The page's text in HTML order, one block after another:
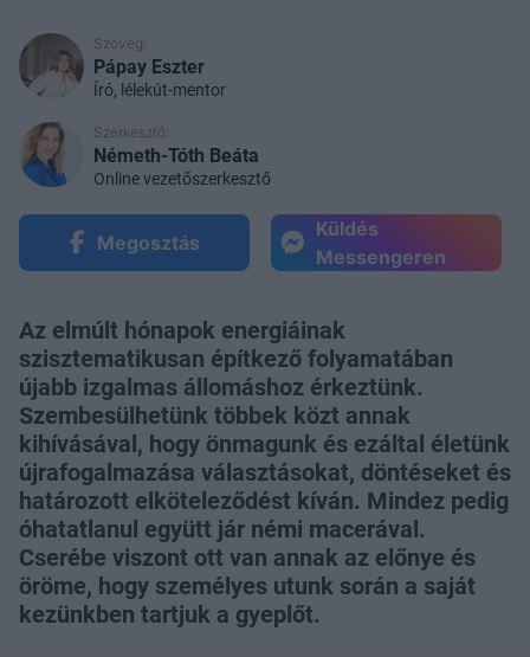
Szöveg:
Pápay Eszter
Író, lélekút-mentor
Szerkesztő:
Németh-Tóth Beáta
Online vezetőszerkesztő
Megosztás
Küldés
Messengeren
Az elmúlt hónapok energiáinak
szisztematikusan építkező folyamatában
újabb izgalmas állomáshoz érkeztünk.
Szembesülhetünk többek közt annak
kihívásával, hogy önmagunk és ezáltal életünk
újrafogalmazása választásokat, döntéseket és
határozott elköteleződést kíván. Mindez pedig
óhatatlanul együtt jár némi macerával.
Cserébe viszont ott van annak az előnye és
öröme, hogy személyes utunk során a saját
kezünkben tartjuk a gyeplőt.